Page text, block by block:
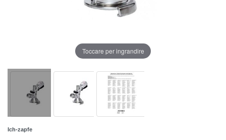
Toccare per ingrandire
Ich-zapfe